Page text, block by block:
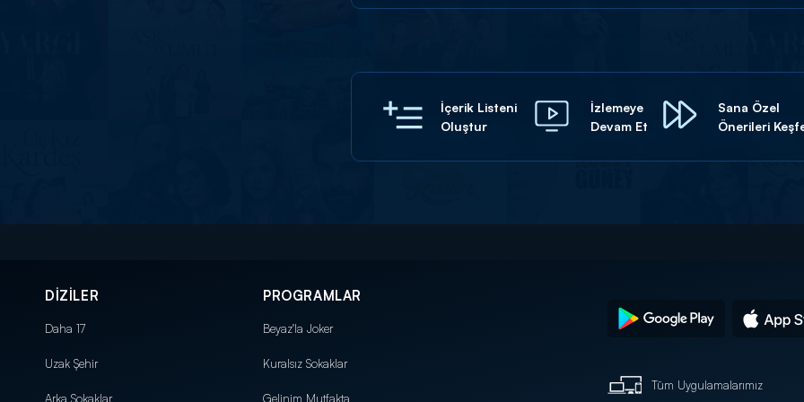
İçerik Listeni
Oluştur
İzlemeye
Devam Et
Sana Özel
Önerileri
DİZİLER
Daha 17
Uzak Şehir
Arka Sokaklar
PROGRAMLAR
Beyaz'la Joker
Kuralsız Sokaklar
Gelinim Mutfakta
Tüm Uygulamalarımız